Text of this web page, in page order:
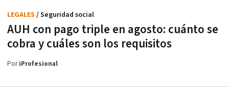
AUH con pago triple en agosto: cuánto se
cobra y cuáles son los requisitos
LEGALES / Seguridad social
PoriProfesional